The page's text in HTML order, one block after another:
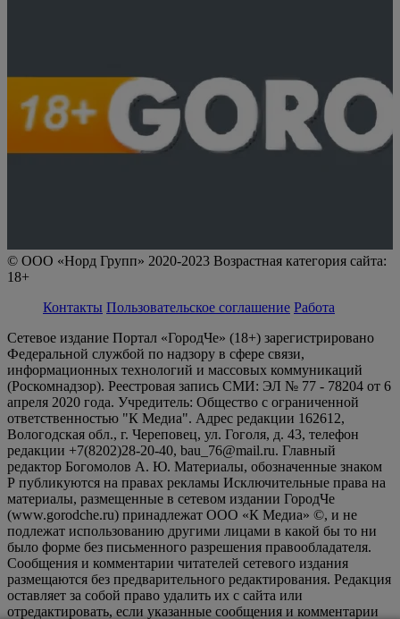
© ООО «Норд Групп» 2020-2023 Возрастная категория сайта:
18+
Контакты Пользовательское соглашение Работа
Сетевое издание Портал «ГородЧе» (18+) зарегистрировано
Федеральной службой по надзору в сфере связи,
информационных технологий и массовых коммуникаций
(Роскомнадзор). Реестровая запись СМИ: ЭЛ № 77 - 78204 от 6
апреля 2020 года. Учредитель: Общество с ограниченной
ответственностью "К Медиа". Адрес редакции 162612,
Вологодская обл., г. Череповец, ул. Гоголя, д. 43, телефон
редакции +7(8202)28-20-40, bau_76@mail.ru. Главный
редактор Богомолов А. Ю. Материалы, обозначенные знаком
Р публикуются на правах рекламы Исключительные права на
материалы, размещенные в сетевом издании ГородЧе
(www.gorodche.ru) принадлежат ООО «К Медиа» ©, и не
подлежат использованию другими лицами в какой бы то ни
было форме без письменного разрешения правообладателя.
Сообщения и комментарии читателей сетевого издания
размещаются без предварительного редактирования. Редакция
оставляет за собой право удалить их с сайта или
отредактировать, если указанные сообщения и комментарии